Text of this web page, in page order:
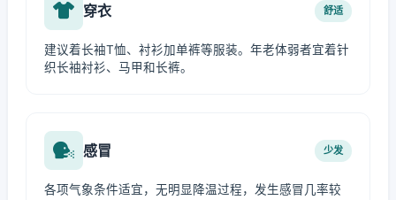
穿衣 舒适
建议着长袖T恤、衬衫加单裤等服装。年老体弱者宜着针
织长袖衬衫、马甲和长裤。
感冒 少发
各项气象条件适宜，无明显降温过程，发生感冒几率较